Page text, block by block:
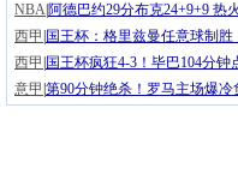
NBA 阿德巴约29分布克24+9+9 热
西甲 国王杯：格里兹曼任意球制
西甲 国王杯疯狂4-3！毕巴104分钟
意甲 第90分钟绝杀！罗马主场爆